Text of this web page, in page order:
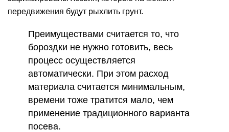
передвижения будут рыхлить грунт.
Преимуществами считается то, что
бороздки не нужно готовить, весь
процесс осуществляется
автоматически. При этом расход
материала считается минимальным,
времени тоже тратится мало, чем
применение традиционного варианта
посева.